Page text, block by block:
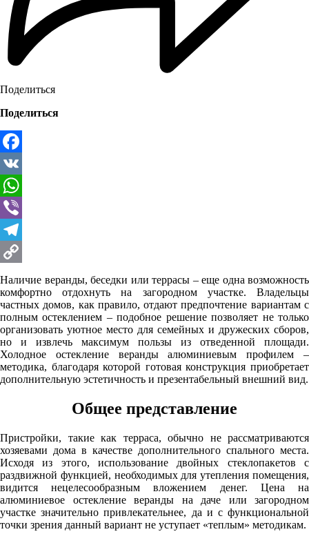
Поделиться
Поделиться
Facebook
VK
WhatsApp
Viber
Telegram
Copy
Link
Наличие веранды, беседки или террасы – еще одна возможность
комфортно отдохнуть на загородном участке. Владельцы
частных домов, как правило, отдают предпочтение вариантам с
полным остеклением – подобное решение позволяет не только
организовать уютное место для семейных и дружеских сборов,
но и извлечь максимум пользы из отведенной площади.
Холодное остекление веранды алюминиевым профилем –
методика, благодаря которой готовая конструкция приобретает
дополнительную эстетичность и презентабельный внешний вид.
Общее представление
Пристройки, такие как терраса, обычно не рассматриваются
хозяевами дома в качестве дополнительного спального места.
Исходя из этого, использование двойных стеклопакетов с
раздвижной функцией, необходимых для утепления помещения,
видится нецелесообразным вложением денег. Цена на
алюминиевое остекление веранды на даче или загородном
участке значительно привлекательнее, да и с функциональной
точки зрения данный вариант не уступает «теплым» методикам.